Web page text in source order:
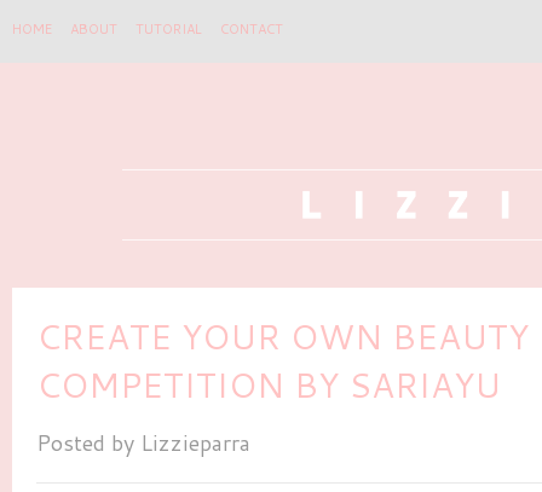
HOME ABOUT TUTORIAL CONTACT
CREATE YOUR OWN
COMPETITION BY SARIAYU
Posted by Lizzieparra